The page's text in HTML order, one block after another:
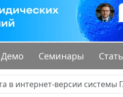
Демо Семинары